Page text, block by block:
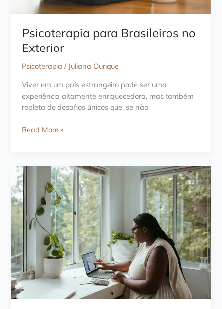
Psicoterapia para Brasileiros no
Exterior
Psicoterapia / Juliana Ourique
Viver em um país estrangeiro pode ser uma
experiência altamente enriquecedora, mas também
repleta de desafios únicos que, se não
Psicoterapia
Exterior
Read More »